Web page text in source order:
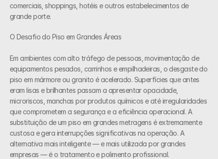
comerciais, shoppings, hotéis e outros estabelecimentos de
grande porte.
O Desafio do Piso em Grandes Áreas
Em ambientes com alto tráfego de pessoas, movimentação de
equipamentos pesados, carrinhos e empilhadeiras, o desgaste do
piso em mármore ou granito é acelerado. Superfícies que antes
eram lisas e brilhantes passam a apresentar opacidade,
microriscos, manchas por produtos químicos e até irregularidades
que comprometem a segurança e a eficiência operacional. A
substituição de um piso em grandes metragens é extremamente
custosa e gera interrupções significativas na operação. A
alternativa mais inteligente — e mais utilizada por grandes
empresas — é o tratamento e polimento profissional.